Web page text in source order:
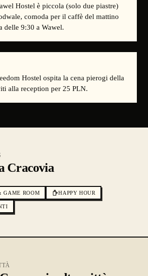
Hostel è piccola (solo due piastre)
comoda per il caffè del mattino
delle 9:30 a Wawel.
Hostel ospita la cena pierogi della
alla reception per 25 PLN.
Cracovia
GAME ROOM HAPPY HOUR